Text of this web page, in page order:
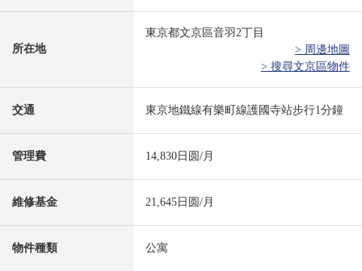
所在地
東京都文京區音羽2丁目
> 周邊地圖
> 搜尋文京區物件
交通 東京地鐵線有樂町線護國寺站步行1分鐘
管理費 14,830日圆/月
維修基金 21,645日圆/月
物件種類 公寓